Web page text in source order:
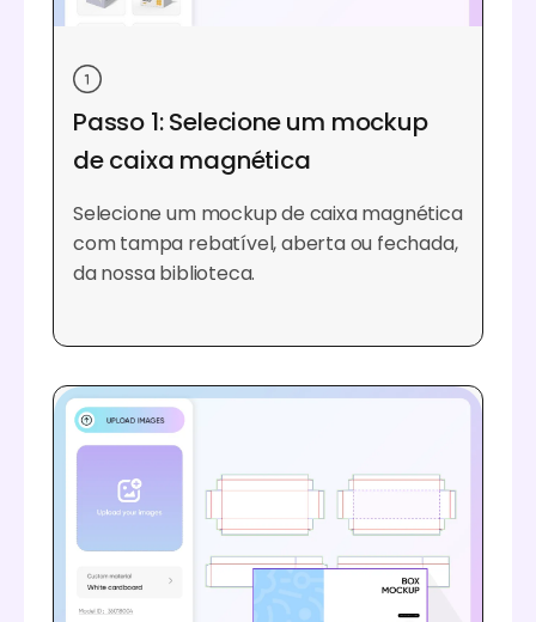
Passo 1: Selecione um mockup
de caixa magnética
Selecione um mockup de caixa magnética
com tampa rebatível, aberta ou fechada,
da nossa biblioteca.